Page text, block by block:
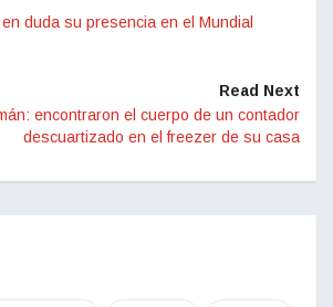
duda su presencia en el Mundial
Read Next
encontraron el cuerpo de un contador
descuartizado en el freezer de su casa